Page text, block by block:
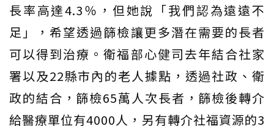
長率高達4.3％，但她說「我們認為遠遠不
足」，希望透過篩檢讓更多潛在需要的長者
可以得到治療。衛福部心健司去年結合社家
署以及22縣市內的老人據點，透過社政、衛
政的結合，篩檢65萬人次長者，篩檢後轉介
給醫療單位有4000人，另有轉介社福資源的3